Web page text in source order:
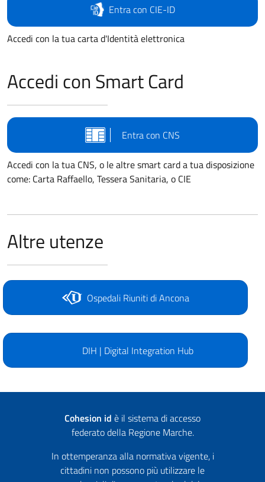
Entra con CIE-ID
Accedi con la tua carta d'Identità elettronica
Accedi con Smart Card
Entra con CNS
Accedi con la tua CNS, o le altre smart card a tua disposizione
come: Carta Raffaello, Tessera Sanitaria, o CIE
Altre utenze
Ospedali Riuniti di Ancona
DIH | Digital Integration Hub
Cohesion id è il sistema di accesso
federato della Regione Marche.
In ottemperanza alla normativa vigente, i
cittadini non possono più utilizzare le